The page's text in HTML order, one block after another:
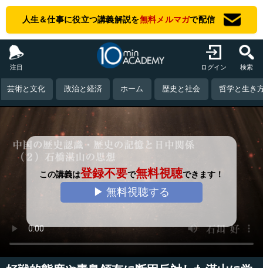
人生＆仕事に役立つ講義解説を無料メルマガで配信
注目 ログイン 検索
芸術と文化 政治と経済 ホーム 歴史と社会 哲学と生き
この講義は登録不要で無料視聴できます！
▶ 無料視聴する